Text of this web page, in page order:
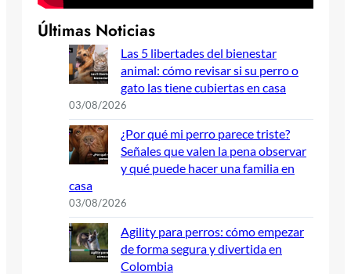
Últimas Noticias
Las 5 libertades del bienestar
animal: cómo revisar si su perro o
gato las tiene cubiertas en casa
03/08/2026
¿Por qué mi perro parece triste?
Señales que valen la pena observar
y qué puede hacer una familia en
casa
03/08/2026
Agility para perros: cómo empezar
de forma segura y divertida en
Colombia